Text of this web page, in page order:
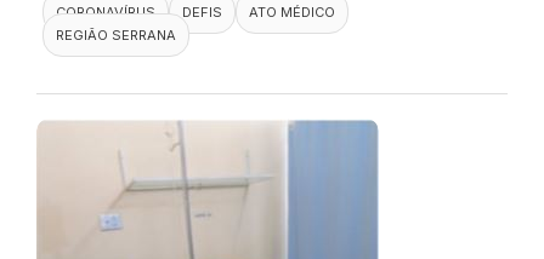
CORONAVÍRUS
DEFIS
ATO MÉDICO
REGIÃO SERRANA